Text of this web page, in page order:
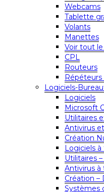
Webcams
Tablette
Volants
Manettes
Voir tout
CPL
Routeurs
Répéteurs
Logiciels-
Logiciels
Microsoft
Utilitaires
Antivirus
Création
Logiciels
Utilitaires
Antivirus
Création –
Systèmes